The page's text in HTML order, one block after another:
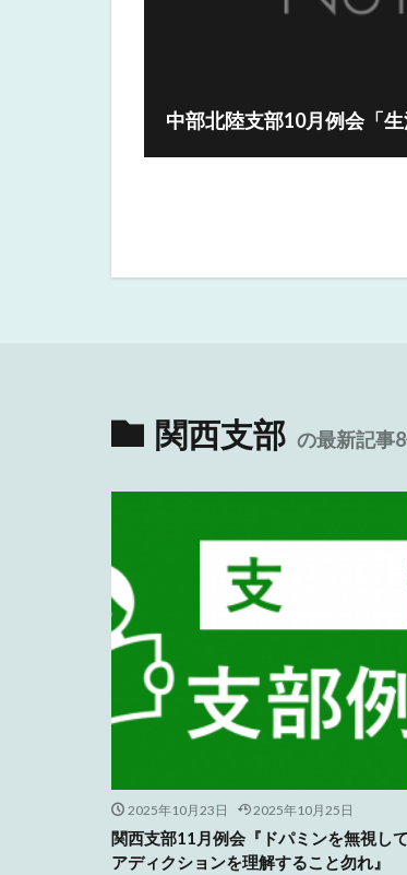
中部北陸支部10月例会「
関西支部 の最新記事
2025年10月23日 2025年10月25日
関西支部11月例会『ドパミンを無視して
アディクションを理解すること勿れ』